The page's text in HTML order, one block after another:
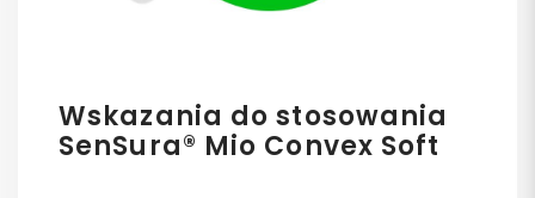
Wskazania do stosowania
SenSura® Mio Convex Soft